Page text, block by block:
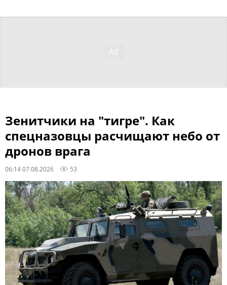
Зенитчики на "тигре". Как
спецназовцы расчищают небо от
дронов врага
06:14 07.08.2026 53